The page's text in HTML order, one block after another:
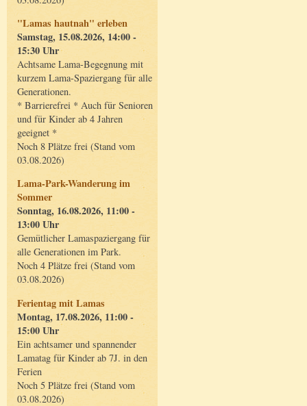
"Lamas hautnah" erleben
Samstag, 15.08.2026, 14:00 -
15:30 Uhr
Achtsame Lama-Begegnung mit
kurzem Lama-Spaziergang für alle
Generationen.
* Barrierefrei * Auch für Senioren
und für Kinder ab 4 Jahren
geeignet *
Noch 8 Plätze frei (Stand vom
03.08.2026)
Lama-Park-Wanderung im
Sommer
Sonntag, 16.08.2026, 11:00 -
13:00 Uhr
Gemütlicher Lamaspaziergang für
alle Generationen im Park.
Noch 4 Plätze frei (Stand vom
03.08.2026)
Ferientag mit Lamas
Montag, 17.08.2026, 11:00 -
15:00 Uhr
Ein achtsamer und spannender
Lamatag für Kinder ab 7J. in den
Ferien
Noch 5 Plätze frei (Stand vom
03.08.2026)